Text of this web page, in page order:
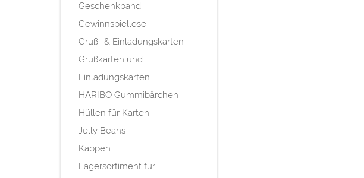
Geschenkband
Gewinnspiellose
Gruß- & Einladungskarten
Grußkarten und
Einladungskarten
HARIBO Gummibärchen
Hüllen für Karten
Jelly Beans
Kappen
Lagersortiment für